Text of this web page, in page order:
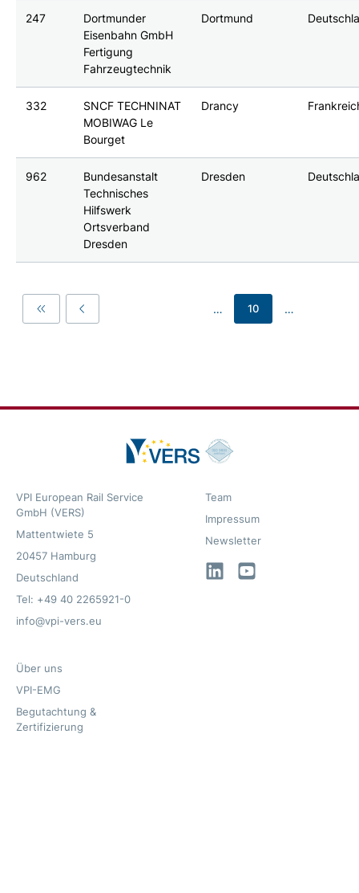
247
Dortmunder
Eisenbahn GmbH
Fertigung
Fahrzeugtechnik
Dortmund
332
SNCF TECHNINAT
MOBIWAG Le
Bourget
Drancy
962
Bundesanstalt
Technisches
Hilfswerk
Ortsverband
Dresden
Dresden
First Previous
… 10 …
VPI European Rail Service
GmbH (VERS)
Mattentwiete 5
20457 Hamburg
Deutschland
Tel: +49 40 2265921-0
info@vpi-vers.eu
Team
Impressum
Newsletter
LinkedInYouTube
Über uns
VPI-EMG
Begutachtung &
Zertifizierung